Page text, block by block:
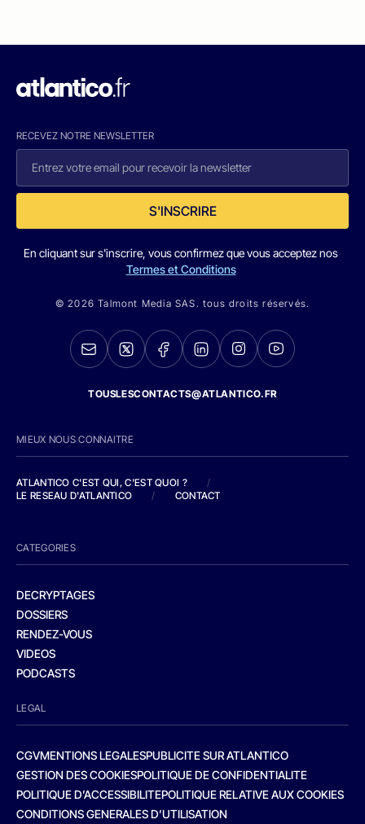
RECEVEZ NOTRE NEWSLETTER
S'INSCRIRE
En cliquant sur s'inscrire, vous confirmez que vous acceptez nos
Termes et Conditions
© 2026 Talmont Media SAS. tous droits réservés.
TOUSLESCONTACTS@ATLANTICO.FR
MIEUX NOUS CONNAITRE
ATLANTICO C'EST QUI, C'EST QUOI ?
/
LE RESEAU D'ATLANTICO
/ CONTACT
CATEGORIES
DECRYPTAGES
DOSSIERS
RENDEZ-VOUS
VIDEOS
PODCASTS
LEGAL
CGVMENTIONS LEGALESPUBLICITE SUR ATLANTICO
GESTION DES COOKIESPOLITIQUE DE CONFIDENTIALITE
POLITIQUE D’ACCESSIBILITEPOLITIQUE RELATIVE AUX COOKIES
CONDITIONS GENERALES D’UTILISATION